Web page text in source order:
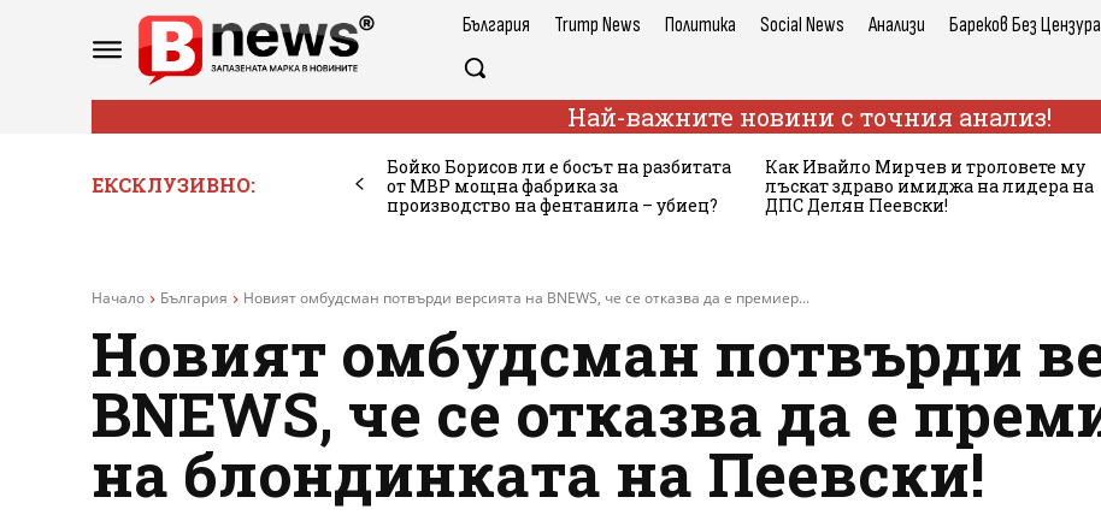
България Trump News Политика Social News Анализи Бареков Без Цензура
Най-важните новини с точния анализ!
ЕКСКЛУЗИВНО:
Бойко Борисов ли е босът на разбитата
от МВР мощна фабрика за
производство на фентанила – убиец?
Как Ивайло Мирчев и троловете му
лъскат здраво имиджа на лидера на
ДПС Делян Пеевски!
Начало България Новият омбудсман потвърди версията на BNEWS, че се отказва да е премиер...
Новият омбудсман потвърди
BNEWS, че се отказва да е
на блондинката на Пеевски!